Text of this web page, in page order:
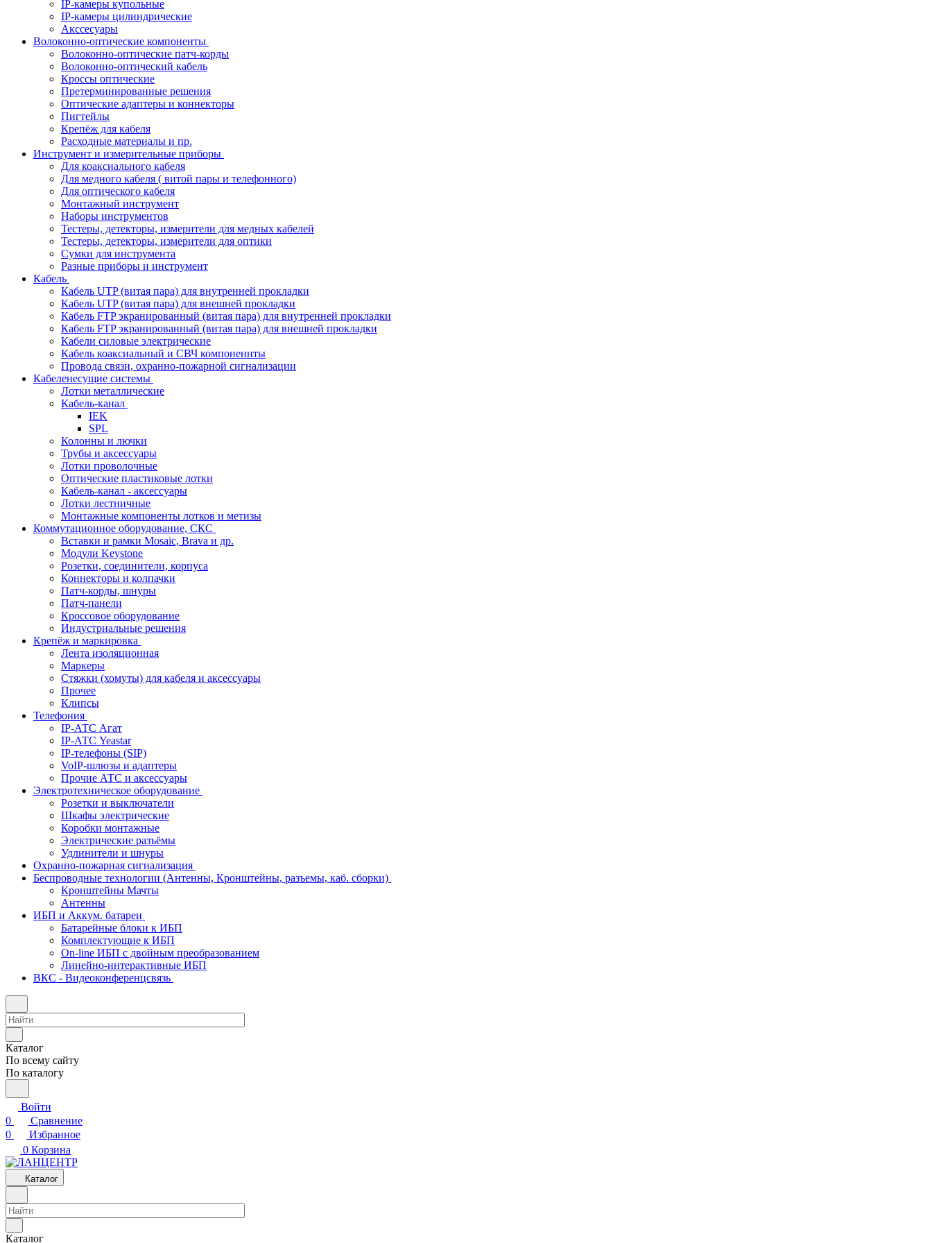
IP-камеры купольные
IP-камеры цилиндрические
Акссесуары
Волоконно-оптические компоненты
Волоконно-оптические патч-корды
Волоконно-оптический кабель
Кроссы оптические
Претерминированные решения
Оптические адаптеры и коннекторы
Пигтейлы
Крепёж для кабеля
Расходные материалы и пр.
Инструмент и измерительные приборы
Для коаксиального кабеля
Для медного кабеля ( витой пары и телефонного)
Для оптического кабеля
Монтажный инструмент
Наборы инструментов
Тестеры, детекторы, измерители для медных кабелей
Тестеры, детекторы, измерители для оптики
Сумки для инструмента
Разные приборы и инструмент
Кабель
Кабель UTP (витая пара) для внутренней прокладки
Кабель UTP (витая пара) для внешней прокладки
Кабель FTP экранированный (витая пара) для внутренней прокладки
Кабель FTP экранированный (витая пара) для внешней прокладки
Кабели силовые электрические
Кабель коаксиальный и СВЧ компоненнты
Провода связи, охранно-пожарной сигнализации
Кабеленесущие системы
Лотки металлические
Кабель-канал
IEK
SPL
Колонны и лючки
Трубы и аксессуары
Лотки проволочные
Оптические пластиковые лотки
Кабель-канал - аксессуары
Лотки лестничные
Монтажные компоненты лотков и метизы
Коммутационное оборудование, СКС
Вставки и рамки Mosaic, Brava и др.
Модули Keystone
Розетки, соединители, корпуса
Коннекторы и колпачки
Патч-корды, шнуры
Патч-панели
Кроссовое оборудование
Индустриальные решения
Крепёж и маркировка
Лента изоляционная
Маркеры
Стяжки (хомуты) для кабеля и аксессуары
Прочее
Клипсы
Телефония
IP-АТС Агат
IP-АТС Yeastar
IP-телефоны (SIP)
VoIP-шлюзы и адаптеры
Прочие АТС и аксессуары
Электротехническое оборудование
Розетки и выключатели
Шкафы электрические
Коробки монтажные
Электрические разъёмы
Удлинители и шнуры
Охранно-пожарная сигнализация
Беспроводные технологии (Антенны, Кронштейны, разъемы, каб. сборки)
Кронштейны Мачты
Антенны
ИБП и Аккум. батареи
Батарейные блоки к ИБП
Комплектующие к ИБП
On-line ИБП с двойным преобразованием
Линейно-интерактивные ИБП
ВКС - Видеоконференцсвязь
Каталог
По всему сайту
По каталогу
Войти
0
Сравнение
0
Избранное
0 Корзина
Каталог
Каталог